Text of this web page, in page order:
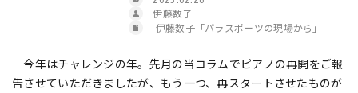
伊藤数子
伊藤数子「パラスポーツの現場から」
今年はチャレンジの年。先月の当コラムでピアノの再開をご報
告させていただきましたが、もう一つ、再スタートさせたものが